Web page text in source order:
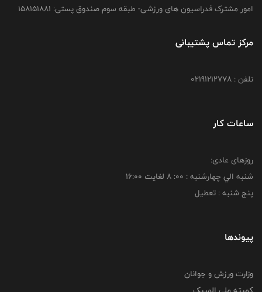
امور مشترک فدراسیون های ورزشی- طبقه سوم صندوق پستی: 158151881
مرکز تماس پشتیبانی
تلفن : 02191212778
ساعات کار
روزهای عادی:
شنبه الي چهارشنبه : 00: 8 لغايت 16:00
پنج شنبه : تعطیل
پیوندها
وزارت ورزش و جوانان